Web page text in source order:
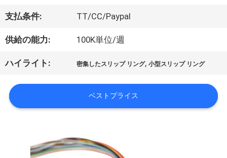
に
つ
支払条件: TT/CC/Paypal
供給の能力: 100K単位/週
ハイライト: 密集したスリップ リング,小型スリップ リング
ベストプライス